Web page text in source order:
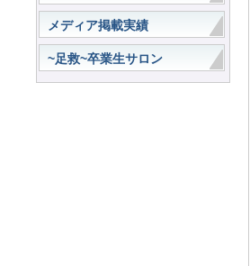
メディア掲載実績
~足救~卒業生サロン